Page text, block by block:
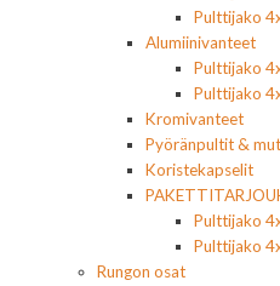
Pulttijako
Alumiinivanteet
Pulttijako
Pulttijako
Kromivanteet
Pyöränpultit &
Koristekapselit
Pulttijako
Pulttijako
Rungon osat